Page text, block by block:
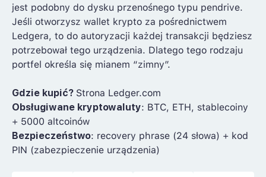
jest podobny do dysku przenośnego typu pendrive.
Jeśli otworzysz wallet krypto za pośrednictwem
Ledgera, to do autoryzacji każdej transakcji będziesz
potrzebował tego urządzenia. Dlatego tego rodzaju
portfel określa się mianem “zimny”.
Gdzie kupić? Strona Ledger.com
Obsługiwane kryptowaluty: BTC, ETH, stablecoiny
+ 5000 altcoinów
Bezpieczeństwo: recovery phrase (24 słowa) + kod
PIN (zabezpieczenie urządzenia)